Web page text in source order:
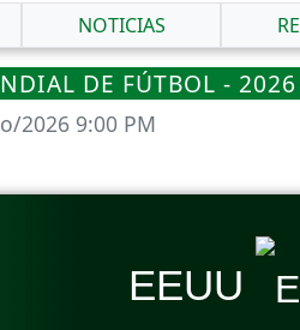
NOTICIAS
DE FÚTBOL -
2026 9:00 PM
EEUU